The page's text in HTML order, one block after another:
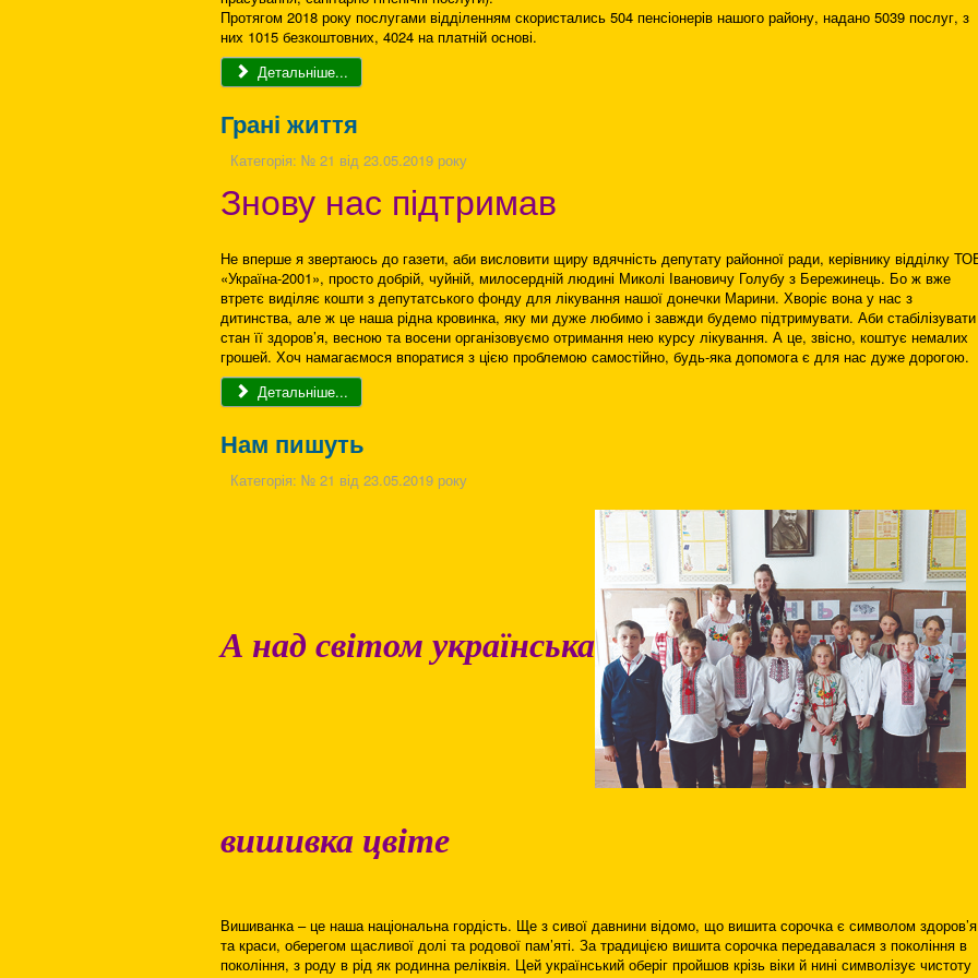
Протягом 2018 року послугами відділенням скористались 504 пенсіонерів нашого району, надано 5039 послуг, з
них 1015 безкоштовних, 4024 на платній основі.
Детальніше...
Грані життя
Категорія: № 21 від 23.05.2019 року
Знову нас підтримав
Не вперше я звертаюсь до газети, аби висловити щиру вдячність депутату районної ради, керівнику відділку
«Україна-2001», просто добрій, чуйній, милосердній людині Миколі Івановичу Голубу з Бережинець. Бо ж вже
втретє виділяє кошти з депутатського фонду для лікування нашої донечки Марини. Хворіє вона у нас з
дитинства, але ж це наша рідна кровинка, яку ми дуже любимо і завжди будемо підтримувати. Аби стабілізувати
стан її здоров’я, весною та восени організовуємо отримання нею курсу лікування. А це, звісно, коштує немалих
грошей. Хоч намагаємося впоратися з цією проблемою самостійно, будь-яка допомога є для нас дуже дорогою.
Детальніше...
Нам пишуть
Категорія: № 21 від 23.05.2019 року
А над світом українська
вишивка цвіте
Вишиванка – це наша національна гордість. Ще з сивої давнини відомо, що вишита сорочка є символом здоров’я
та краси, оберегом щасливої долі та родової пам’яті. За традицією вишита сорочка передавалася з покоління в
покоління, з роду в рід як родинна реліквія. Цей український оберіг пройшов крізь віки й нині символізує чистоту